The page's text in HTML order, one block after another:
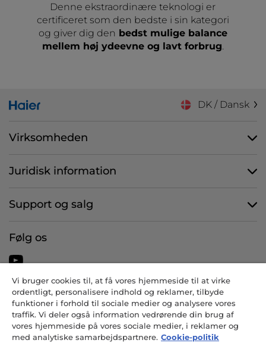
Denne ekstraordinære teknologi er
certificeret som den bedste i sin kategori
og giver dig den bedst mulige balance
mellem høj ydeevne og lavt forbrug
DK / Dansk
Virksomheden
Juridisk information
Support og salg
Følg os
CANDY HOOVER GROUP S.r.I. - Eneaktionær - HJEMSTED: Via
Comolli, 57 - 20861 Brugherio (MB) - Italien - ADMINISTRATIVE
KONTORER: Via Privata Eden Fumagalli snc - 20861 Brugherio (MB)
og Via Trento nr. 20/A-22 - 20871 Vimercate (MB) - Italien - Tlf.:
Vi bruger cookies til, at få vores hjemmeside til at virke
ordentligt, personalisere indhold og reklamer, tilbyde
funktioner i forhold til sociale medier og analysere vores
traffik. Vi deler også information vedrørende din brug af
vores hjemmeside på vores sociale medier, i reklamer og
med analytiske samarbejdspartnere. Cookie-politik